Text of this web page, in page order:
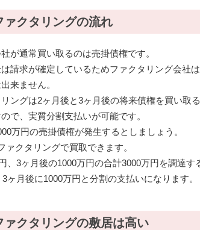
ァクタリングの流れ
が通常買い取るのは売掛債権です。
請求が確定しているためファクタリング会社
来ません。
ングは2ヶ月後と3ヶ月後の将来債権を買い取
で、実質分割支払いが可能です。
万円の売掛債権が発生するとしましょう。
ァクタリングで買取できます。
、3ヶ月後の1000万円の合計3000万円を調達
ヶ月後に1000万円と分割の支払いになります。
ァクタリングの敷居は高い